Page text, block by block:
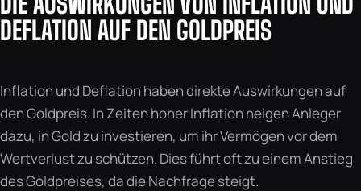
DEFLATION AUF DEN GOLDPREIS
Inflation und Deflation haben direkte Auswirkungen auf
den Goldpreis. In Zeiten hoher Inflation neigen Anleger
dazu, in Gold zu investieren, um ihr Vermögen vor dem
Wertverlust zu schützen. Dies führt oft zu einem Anstieg
des Goldpreises, da die Nachfrage steigt.